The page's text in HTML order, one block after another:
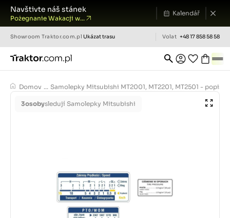
Navštivte náš stánek
Pożegnanie Wakacji w...
Kalendář
Showroom Traktor.com.pl Ukázat trasu Volat +48 17 858 58 58
Domov ... Samolepky Mitsubishi MT2001, MT2201, MT2501 - popisy
3osobysledují Samolepky Mitsubishi